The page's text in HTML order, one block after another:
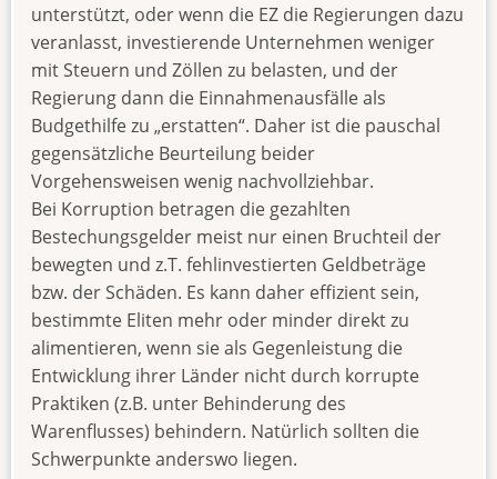
unterstützt, oder wenn die EZ die Regierungen dazu
veranlasst, investierende Unternehmen weniger
mit Steuern und Zöllen zu belasten, und der
Regierung dann die Einnahmenausfälle als
Budgethilfe zu „erstatten“. Daher ist die pauschal
gegensätzliche Beurteilung beider
Vorgehensweisen wenig nachvollziehbar.
Bei Korruption betragen die gezahlten
Bestechungsgelder meist nur einen Bruchteil der
bewegten und z.T. fehlinvestierten Geldbeträge
bzw. der Schäden. Es kann daher effizient sein,
bestimmte Eliten mehr oder minder direkt zu
alimentieren, wenn sie als Gegenleistung die
Entwicklung ihrer Länder nicht durch korrupte
Praktiken (z.B. unter Behinderung des
Warenflusses) behindern. Natürlich sollten die
Schwerpunkte anderswo liegen.